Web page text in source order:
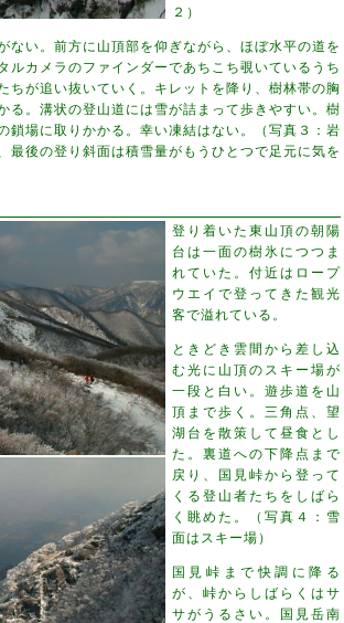
２）
ない。前方に山頂部を仰ぎながら、ほぼ水平の道を
ルカメラのファインダーであちこち覗いているうち
ちが追い抜いていく。キレットを降り、樹林帯の胸
る。溝状の登山道には雪が詰まって歩きやすい。樹
鎖場に取りかかる。幸い凍結はない。（写真３：岩
最後の登り斜面は積雪量がもうひとつで足元に気を
登り着いた東山頂の朝陽
台は一面の樹氷につつま
れていた。付近はロープ
ウエイで登ってきた観光
客で溢れている。
ときどき雲間から差し込
む光に山頂のスキー場が
一段と白い。遊歩道を山
頂まで歩く。三角点、望
湖台を散策して昼食とし
た。裏道への下降点まで
戻り、国見峠から登って
くる登山者たちをしばら
く眺めた。（写真４：雪
面はスキー場）
国見峠まで快調に降る
が、峠からしばらくはサ
サがうるさい。国見岳南